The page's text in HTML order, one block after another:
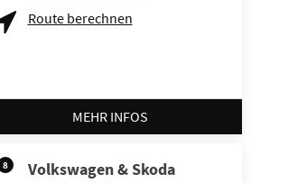
Route berechnen
MEHR INFOS
8
Volkswagen & Skoda